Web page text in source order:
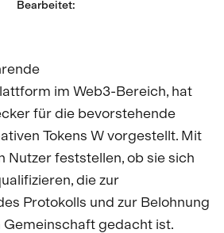
Bearbeitet:
im Web3-Bereich, hat
für die bevorstehende
Tokens W vorgestellt. Mit
Nutzer feststellen, ob sie sich
die zur
Protokolls und zur Belohnung
gedacht ist.